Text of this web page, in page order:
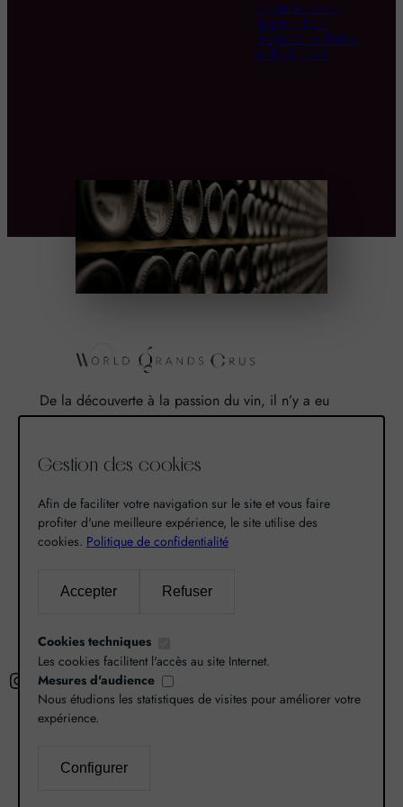
Champenoise :
Apprendre à
Déguster les Bulles
au Fil du Jour
De la découverte à la passion du vin, il n’y a eu
qu’un pas. Un pas que nous avons franchi en faisant
là est né World Grands Crus avec pour mission de
nos terroirs.
Recherche
c
Instagram X
L’abus d’alcool est dangereux pour la santé,
Gestion des cookies
Afin de faciliter votre navigation sur le site et vous faire
profiter d'une meilleure expérience, le site utilise des
cookies. Politique de confidentialité
Accepter Refuser
Cookies techniques
Les cookies facilitent l'accès au site Internet.
Mesures d'audience
Nous étudions les statistiques de visites pour améliorer votre
expérience.
Configurer